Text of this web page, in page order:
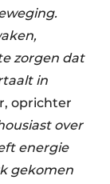
zorgen dat
in
oprichter
over
energie
gekomen